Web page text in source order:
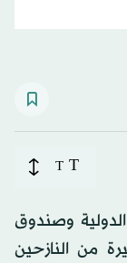
T
T
وصندوق
من النازحين